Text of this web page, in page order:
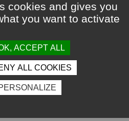
presse
Photothèque
cookies and gives you
you want to activate
ACCEPT ALL
ALL COOKIES